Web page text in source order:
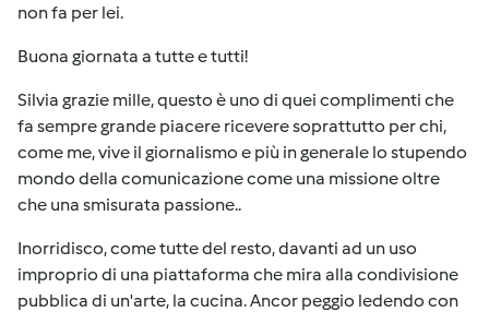
non fa per lei.
Buona giornata a tutte e tutti!
Silvia grazie mille, questo è uno di quei complimenti che
fa sempre grande piacere ricevere soprattutto per chi,
come me, vive il giornalismo e più in generale lo stupendo
mondo della comunicazione come una missione oltre
che una smisurata passione..
Inorridisco, come tutte del resto, davanti ad un uso
improprio di una piattaforma che mira alla condivisione
pubblica di un'arte, la cucina. Ancor peggio ledendo con